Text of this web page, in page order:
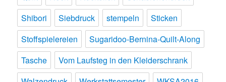
Shibori
Siebdruck stempeln
Sticken
Stoffspielereien
Sugaridoo-Bernina-Quilt-Along
Tasche
Vom Laufsteg in den Kleiderschrank